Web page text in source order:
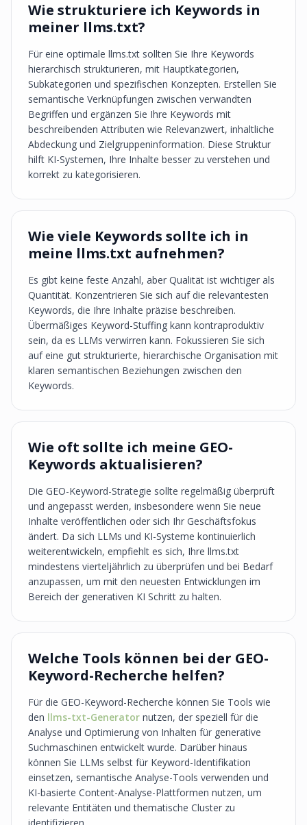
Wie strukturiere ich Keywords in
meiner llms.txt?
Für eine optimale llms.txt sollten Sie Ihre Keywords
hierarchisch strukturieren, mit Hauptkategorien,
Subkategorien und spezifischen Konzepten. Erstellen Sie
semantische Verknüpfungen zwischen verwandten
Begriffen und ergänzen Sie Ihre Keywords mit
beschreibenden Attributen wie Relevanzwert, inhaltliche
Abdeckung und Zielgruppeninformation. Diese Struktur
hilft KI-Systemen, Ihre Inhalte besser zu verstehen und
korrekt zu kategorisieren.
Wie viele Keywords sollte ich in
meine llms.txt aufnehmen?
Es gibt keine feste Anzahl, aber Qualität ist wichtiger als
Quantität. Konzentrieren Sie sich auf die relevantesten
Keywords, die Ihre Inhalte präzise beschreiben.
Übermäßiges Keyword-Stuffing kann kontraproduktiv
sein, da es LLMs verwirren kann. Fokussieren Sie sich
auf eine gut strukturierte, hierarchische Organisation mit
klaren semantischen Beziehungen zwischen den
Keywords.
Wie oft sollte ich meine GEO-
Keywords aktualisieren?
Die GEO-Keyword-Strategie sollte regelmäßig überprüft
und angepasst werden, insbesondere wenn Sie neue
Inhalte veröffentlichen oder sich Ihr Geschäftsfokus
ändert. Da sich LLMs und KI-Systeme kontinuierlich
weiterentwickeln, empfiehlt es sich, Ihre llms.txt
mindestens vierteljährlich zu überprüfen und bei Bedarf
anzupassen, um mit den neuesten Entwicklungen im
Bereich der generativen KI Schritt zu halten.
Welche Tools können bei der GEO-
Keyword-Recherche helfen?
Für die GEO-Keyword-Recherche können Sie Tools wie
den llms-txt-Generator nutzen, der speziell für die
Analyse und Optimierung von Inhalten für generative
Suchmaschinen entwickelt wurde. Darüber hinaus
können Sie LLMs selbst für Keyword-Identifikation
einsetzen, semantische Analyse-Tools verwenden und
KI-basierte Content-Analyse-Plattformen nutzen, um
relevante Entitäten und thematische Cluster zu